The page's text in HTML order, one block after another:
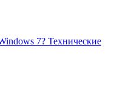
7? Технические